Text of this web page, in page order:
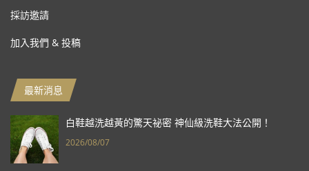
採訪邀請
加入我們 & 投稿
最新消息
白鞋越洗越黃的驚天祕密 神仙級洗鞋大法公開！
2026/08/07